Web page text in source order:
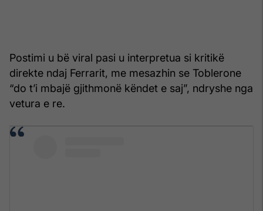
Postimi u bë viral pasi u interpretua si kritikë
direkte ndaj Ferrarit, me mesazhin se Toblerone
“do t’i mbajë gjithmonë këndet e saj”, ndryshe nga
vetura e re.